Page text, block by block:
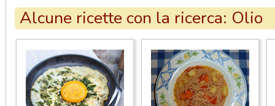
Alcune ricette con la ricerca: Olio